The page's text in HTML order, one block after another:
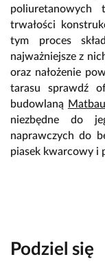
poliuretanowych
trwałości
tym proces
najważniejsze z
oraz nałożenie
tarasu sprawdź
budowlaną
Matbau
niezbędne do
naprawczych do
piasek kwarcowy i
Podziel się